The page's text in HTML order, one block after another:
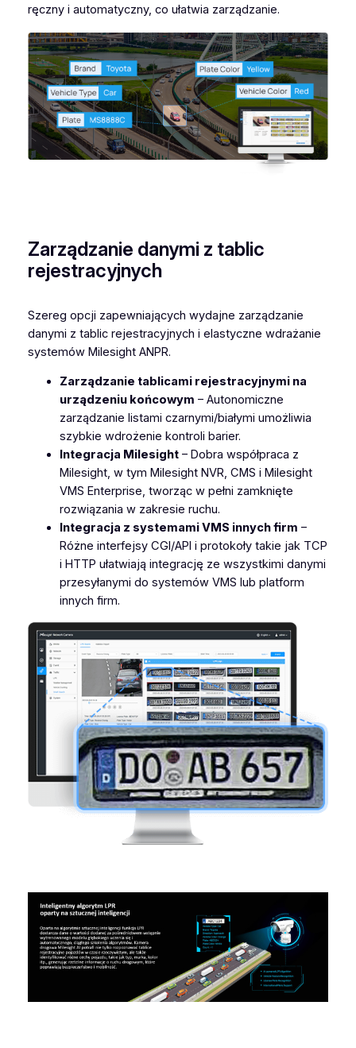
ręczny i automatyczny, co ułatwia zarządzanie.
Zarządzanie danymi z tablic
rejestracyjnych
Szereg opcji zapewniających wydajne zarządzanie
danymi z tablic rejestracyjnych i elastyczne wdrażanie
systemów Milesight ANPR.
Zarządzanie tablicami rejestracyjnymi na
urządzeniu końcowym – Autonomiczne
zarządzanie listami czarnymi/białymi umożliwia
szybkie wdrożenie kontroli barier.
Integracja Milesight– Dobra współpraca z
Milesight, w tym Milesight NVR, CMS i Milesight
VMS Enterprise, tworząc w pełni zamknięte
rozwiązania w zakresie ruchu.
Integracja z systemami VMS innych firm –
Różne interfejsy CGI/API i protokoły takie jak TCP
i HTTP ułatwiają integrację ze wszystkimi danymi
przesyłanymi do systemów VMS lub platform
innych firm.